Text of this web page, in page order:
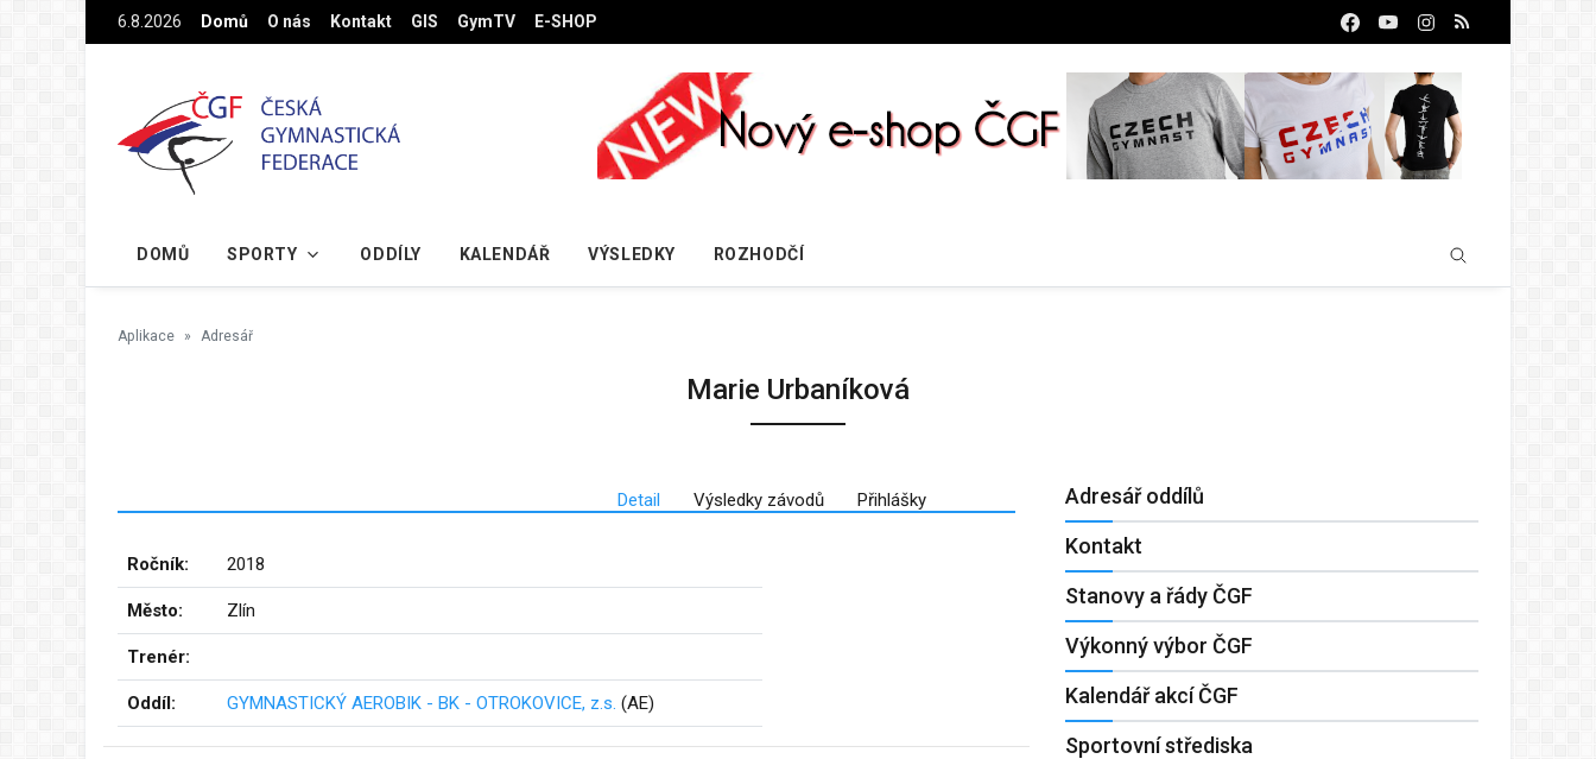
Na hlavní obsah6.8.2026 Domů O nás Kontakt GIS GymTV E-SHOP
DOMŮ SPORTY ODDÍLY KALENDÁŘ VÝSLEDKY ROZHODČÍ
Aplikace Adresář
Marie Urbaníková
Detail Výsledky závodů Přihlášky
Ročník: 2018
Město: Zlín
Trenér:
Oddíl: GYMNASTICKÝ AEROBIK - BK - OTROKOVICE, z.s. (AE)
Adresář oddílů
Kontakt
Stanovy a řády ČGF
Výkonný výbor ČGF
Kalendář akcí ČGF
Sportovní střediska